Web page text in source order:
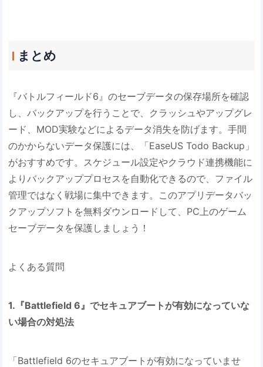
まとめ
『バトルフィールド6』のセーブデータの保存場所を確認
し、バックアップを行うことで、クラッシュやアップグレ
ード、MOD実験などによるデータ消失を防げます。手間
のかからないデータ保護には、「EaseUS Todo Backup」
がおすすめです。スケジュール設定やクラウド連携機能に
よりバックアッププロセスを自動化できるので、ファイル
管理ではなく戦場に集中できます。このアプリデータバッ
クアップソフトを無料ダウンロードして、PC上のゲーム
セーブデータを保護しましょう！
よくある質問
1.『Battlefield 6』でセキュアブートが有効になっていな
い場合の対処法
「Battlefield 6のセキュアブートが有効になっていませ